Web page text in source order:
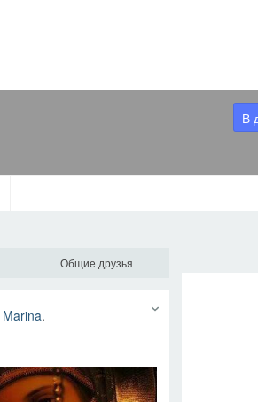
В
Общие друзья
Marina.